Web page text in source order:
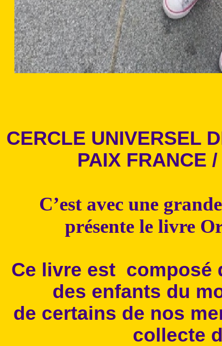
CERCLE UNIVERSEL
PAIX FRANCE
C’est avec une
présente le livre
Ce livre est composé
des enfants du
de certains de nos
collecte